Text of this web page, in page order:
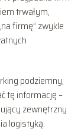
trwałym,
firmę” zwykle
podziemny,
tę informację –
zewnętrzny
logistyką.